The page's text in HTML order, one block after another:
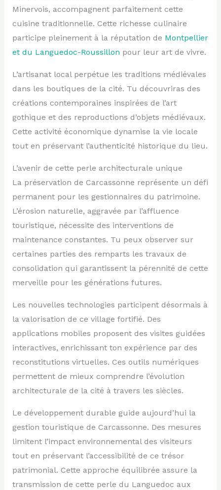
Minervois, accompagnent parfaitement cette
cuisine traditionnelle. Cette richesse culinaire
participe pleinement à la réputation de Montpellier
et du Languedoc-Roussillon pour leur art de vivre.
L’artisanat local perpétue les traditions médiévales
dans les boutiques de la cité. Tu découvriras des
créations contemporaines inspirées de l’art
gothique et des reproductions d’objets médiévaux.
Cette activité économique dynamise la vie locale
tout en préservant l’authenticité historique du lieu.
L’avenir de cette perle architecturale unique
La préservation de Carcassonne représente un défi
permanent pour les gestionnaires du patrimoine.
L’érosion naturelle, aggravée par l’affluence
touristique, nécessite des interventions de
maintenance constantes. Tu peux observer sur
certaines parties des remparts les travaux de
consolidation qui garantissent la pérennité de cette
merveille pour les générations futures.
Les nouvelles technologies participent désormais à
la valorisation de ce village fortifié. Des
applications mobiles proposent des visites guidées
interactives, enrichissant ton expérience par des
reconstitutions virtuelles. Ces outils numériques
permettent de mieux comprendre l’évolution
architecturale de la cité à travers les siècles.
Le développement durable guide aujourd’hui la
gestion touristique de Carcassonne. Des mesures
limitent l’impact environnemental des visiteurs
tout en préservant l’accessibilité de ce trésor
patrimonial. Cette approche équilibrée assure la
transmission de cette perle du Languedoc aux